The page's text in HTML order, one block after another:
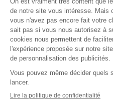
Nettoyer vos vitres
Laver votre vaisselle
Et même arroser vos
Nous intervenons